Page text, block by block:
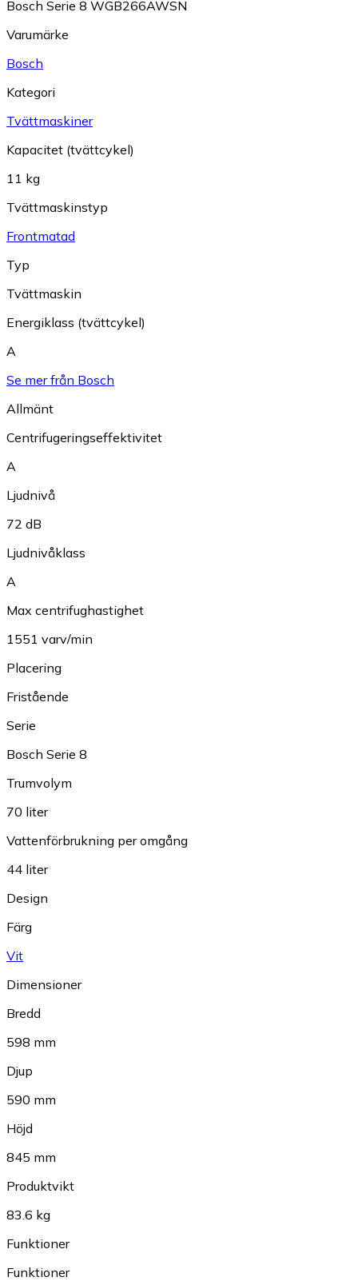
Bosch Serie 8 WGB266AWSN
Varumärke
Bosch
Kategori
Tvättmaskiner
Kapacitet (tvättcykel)
11 kg
Tvättmaskinstyp
Frontmatad
Typ
Tvättmaskin
Energiklass (tvättcykel)
A
Se mer från Bosch
Allmänt
Centrifugeringseffektivitet
A
Ljudnivå
72 dB
Ljudnivåklass
A
Max centrifughastighet
1551 varv/min
Placering
Fristående
Serie
Bosch Serie 8
Trumvolym
70 liter
Vattenförbrukning per omgång
44 liter
Design
Färg
Vit
Dimensioner
Bredd
598 mm
Djup
590 mm
Höjd
845 mm
Produktvikt
83.6 kg
Funktioner
Funktioner